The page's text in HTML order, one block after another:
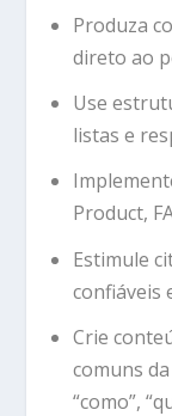
Produza
direto ao
Use
listas e
Product,
Estimule
confiáveis
Crie
comuns da
“como”,